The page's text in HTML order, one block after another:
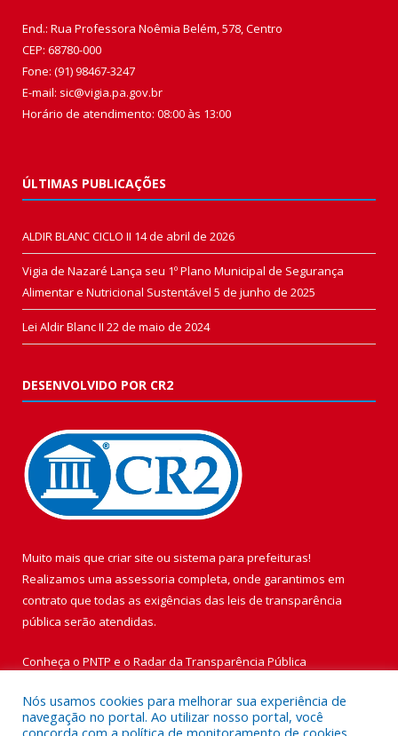
End.: Rua Professora Noêmia Belém, 578, Centro
CEP: 68780-000
Fone: (91) 98467-3247
E-mail: sic@vigia.pa.gov.br
Horário de atendimento: 08:00 às 13:00
ÚLTIMAS PUBLICAÇÕES
ALDIR BLANC CICLO II 14 de abril de 2026
Vigia de Nazaré Lança seu 1º Plano Municipal de Segurança
Alimentar e Nutricional Sustentável 5 de junho de 2025
Lei Aldir Blanc II 22 de maio de 2024
DESENVOLVIDO POR CR2
Muito mais que criar site ou sistema para prefeituras!
Realizamos uma assessoria completa, onde garantimos em
contrato que todas as exigências das leis de transparência
pública serão atendidas.
Conheça o PNTP e o Radar da Transparência Pública
Nós usamos cookies para melhorar sua experiência de
navegação no portal. Ao utilizar nosso portal, você
concorda com a política de monitoramento de cookies.